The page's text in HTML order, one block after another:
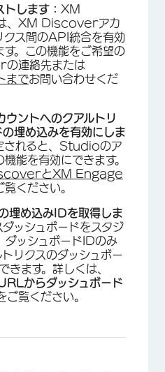
します： XM
、XM Discoverアカ
クス間のAPI統合を有効
す。この機能をご希望の
連絡先または
までお問い合わせくだ
ントへのクアルトリ
の埋め込みを有効にしま
されると、Studioのア
能を有効にできます。
とXM Engage
覧ください。
埋め込みIDを取得しま
ダッシュボードをスタジ
ダッシュボードIDのみ
リクスのダッシュボー
きます。詳しくは、
からダッシュボード
ご覧ください。